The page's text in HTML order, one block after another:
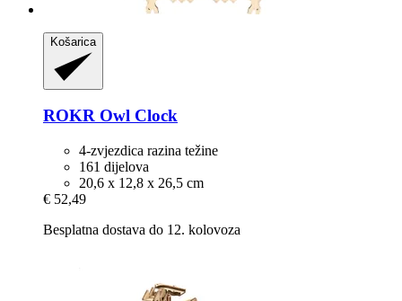
Košarica
ROKR Owl Clock
4-zvjezdica razina težine
161 dijelova
20,6 x 12,8 x 26,5 cm
€ 52,49
Besplatna dostava do 12. kolovoza